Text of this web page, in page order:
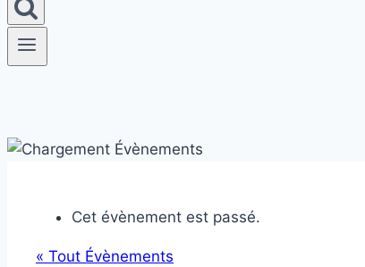
Cet évènement est passé.
« Tout Évènements